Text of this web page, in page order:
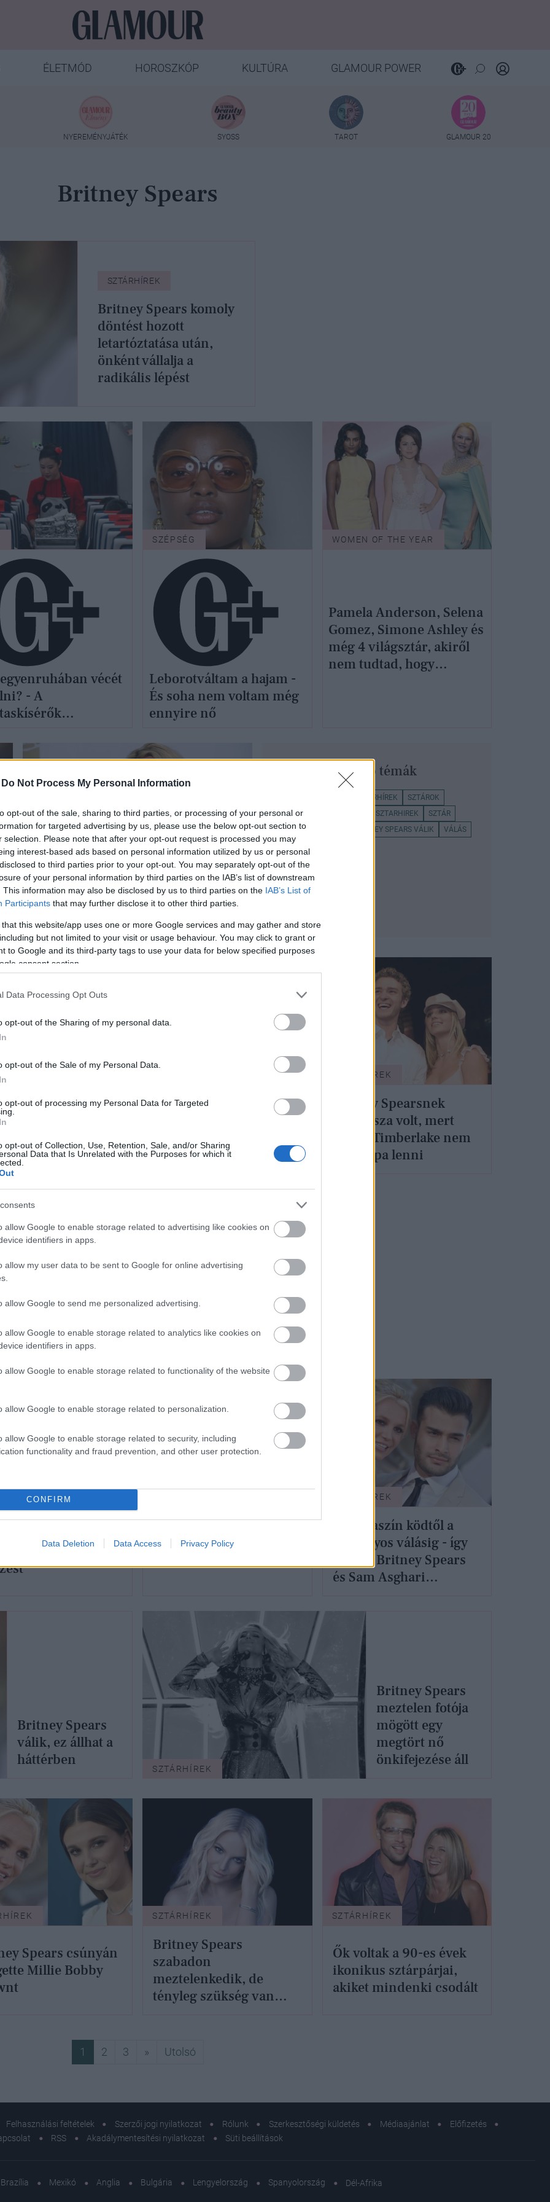
Do Not Process My Personal Information
opt-out of the sale, sharing to third parties, or processing of your personal or
for targeted advertising by us, please use the below opt-out section to
selection. Please note that after your opt-out request is processed you may
interest-based ads based on personal information utilized by us or personal
to third parties prior to your opt-out. You may separately opt-out of the
of your personal information by third parties on the IAB’s list of downstream
This information may also be disclosed by us to third parties on the IAB’s List of
Participants that may further disclose it to other third parties.
that this website/app uses one or more Google services and may gather and store
but not limited to your visit or usage behaviour. You may click to grant or
to Google and its third-party tags to use your data for below specified purposes
consent section.
Data Processing Opt Outs
opt-out of the Sharing of my personal data.
opt-out of the Sale of my Personal Data.
opt-out of processing my Personal Data for Targeted
opt-out of Collection, Use, Retention, Sale, and/or Sharing
Data that Is Unrelated with the Purposes for which it
allow Google to enable storage related to advertising like cookies on
identifiers in apps.
allow my user data to be sent to Google for online advertising
allow Google to send me personalized advertising.
allow Google to enable storage related to analytics like cookies on
identifiers in apps.
allow Google to enable storage related to functionality of the website
allow Google to enable storage related to personalization.
allow Google to enable storage related to security, including
functionality and fraud prevention, and other user protection.
CONFIRM
Data Deletion Data Access Privacy Policy
ÉLETMÓD HOROSZKÓP KULTÚRA GLAMOUR POWER
NYEREMÉNYJÁTÉK SYOSS TAROT GLAMOUR 20
Britney Spears
SZTÁRHÍREK
Britney Spears komoly
döntést hozott
letartóztatása után,
önként vállalja a
radikális lépést
vécét
- A
SZÉPSÉG
Leborotváltam a hajam -
És soha nem voltam még
ennyire nő
WOMEN OF THE YEAR
Pamela Anderson, Selena
Gomez, Simone Ashley és
még 4 világsztár, akiről
nem tudtad, hogy
SZTÁRHÍREK
Búcsúzz el Britney Spears-től
abban a formában, ahogy
Legnépszerűbb témák
SZTÁRHÍREK
SZTÁROK
NEMZETKÖZI SZTÁROK
SZTARHIREK
SZTÁR
MEZTELEN FOTÓ
BRITNEY SPEARS VÁLIK VÁLÁS
Spears egyetlen
rommá
Justin
et
Britney Spears
anyaszült meztelenül
pózol új fotóján, és nem
kér érte elnézést
SZTÁRHÍREK
Britney Spearsnek
abortusza volt, mert
Justin Timberlake nem
akart apa lenni
fehérneműben táncol,
véleményedre
és nem kér érte
Britney Spears új társra
SZTÁRHÍREK
A rózsaszín ködtől a
botrányos válásig - így
alakult Britney Spears
és Sam Asghari
Britney Spears
válik, ez állhat a
háttérben
SZTÁRHÍREK
Britney Spears
meztelen fotója
mögött egy
megtört nő
önkifejezése áll
Spears csúnyán
Millie Bobby
SZTÁRHÍREK
Britney Spears
szabadon
meztelenkedik, de
tényleg szükség van
SZTÁRHÍREK
Ők voltak a 90-es évek
ikonikus sztárpárjai,
akiket mindenki csodált
1 2 3 »Következő
UtolsóUtolsó
Felhasználási feltételek Szerzői jogi nyilatkozat Rólunk Szerkesztőségi küldetés Médiaajánlat
Előfizetés
RSS Akadálymentesítési nyilatkozat Süti beállítások
Brazília Mexikó Anglia Bulgária Lengyelország Spanyolország Dél-Afrika